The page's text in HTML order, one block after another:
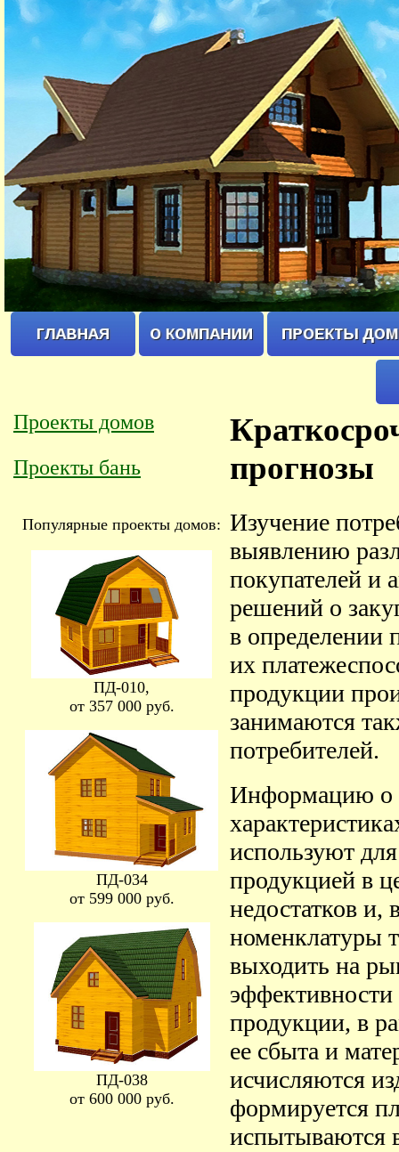
Проекты домов
Проекты бань
Популярные проекты домов:
ПД-010,
от 357 000 руб.
ПД-034
от 599 000 руб.
ПД-038
от 600 000 руб.
прогнозы
Изучение
выявлению
покупателей и
решений о
в определении
их
продукции
занимаются
потребителей.
Информацию о
используют
продукцией в
недостатков и,
номенклатуры
выходить на
эффективности
продукции, в
ее сбыта и
исчисляются
формируется
испытываются